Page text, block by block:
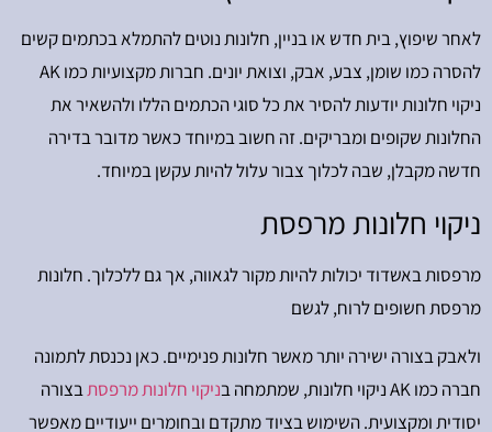
לאחר שיפוץ, בית חדש או בניין, חלונות נוטים להתמלא בכתמים קשים
להסרה כמו שומן, צבע, אבק, וצואת יונים. חברות מקצועיות כמו AK
ניקוי חלונות יודעות להסיר את כל סוגי הכתמים הללו ולהשאיר את
החלונות שקופים ומבריקים. זה חשוב במיוחד כאשר מדובר בדירה
חדשה מקבלן, שבה לכלוך צבור עלול להיות עקשן במיוחד.
ניקוי חלונות מרפסת
מרפסות באשדוד יכולות להיות מקור לגאווה, אך גם ללכלוך. חלונות
מרפסת חשופים לרוח, לגשם
ולאבק בצורה ישירה יותר מאשר חלונות פנימיים. כאן נכנסת לתמונה
חברה כמו AK ניקוי חלונות, שמתמחה ב
ניקוי חלונות מרפסתבצורה
יסודית ומקצועית. השימוש בציוד מתקדם ובחומרים ייעודיים מאפשר